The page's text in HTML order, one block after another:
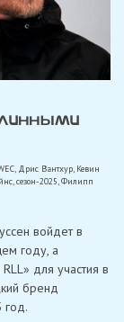
, Дрис Вантхур, Кевин
,сезон-2025,Филипп
войдет в
году, а
для участия в
бренд
год.